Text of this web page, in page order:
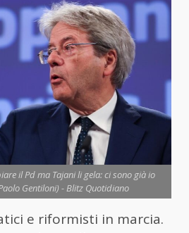
il Pd ma Tajani li gela: ci sono già io
Gentiloni) - Blitz Quotidiano
e riformisti in marcia.